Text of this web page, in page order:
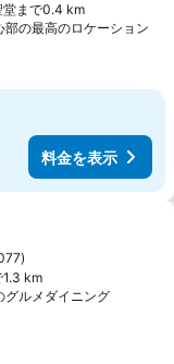
堂まで0.4 km
部の最高のロケーション
料金を表示
追加
1.3 km
グルメダイニング